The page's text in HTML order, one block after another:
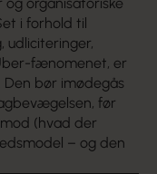
i forhold til
udliciteringer,
fænomenet, er
Den bør imødegås
før
(hvad der
– og den